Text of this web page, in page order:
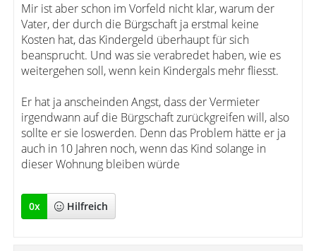
Mir ist aber schon im Vorfeld nicht klar, warum der
Vater, der durch die Bürgschaft ja erstmal keine
Kosten hat, das Kindergeld überhaupt für sich
beansprucht. Und was sie verabredet haben, wie es
weitergehen soll, wenn kein Kindergals mehr fliesst.
Er hat ja anscheinden Angst, dass der Vermieter
irgendwann auf die Bürgschaft zurückgreifen will, also
sollte er sie loswerden. Denn das Problem hätte er ja
auch in 10 Jahren noch, wenn das Kind solange in
dieser Wohnung bleiben würde
0x Hilfreich